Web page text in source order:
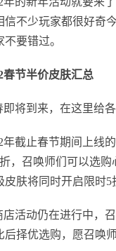
信不少玩家都很好奇
要错过。
春节半价皮肤汇总
即将到来，在这里给
年截止春节期间上线
，召唤师们可以选购
肤将同时开启限时5
店活动仍在进行中，
择优选购，愿召唤